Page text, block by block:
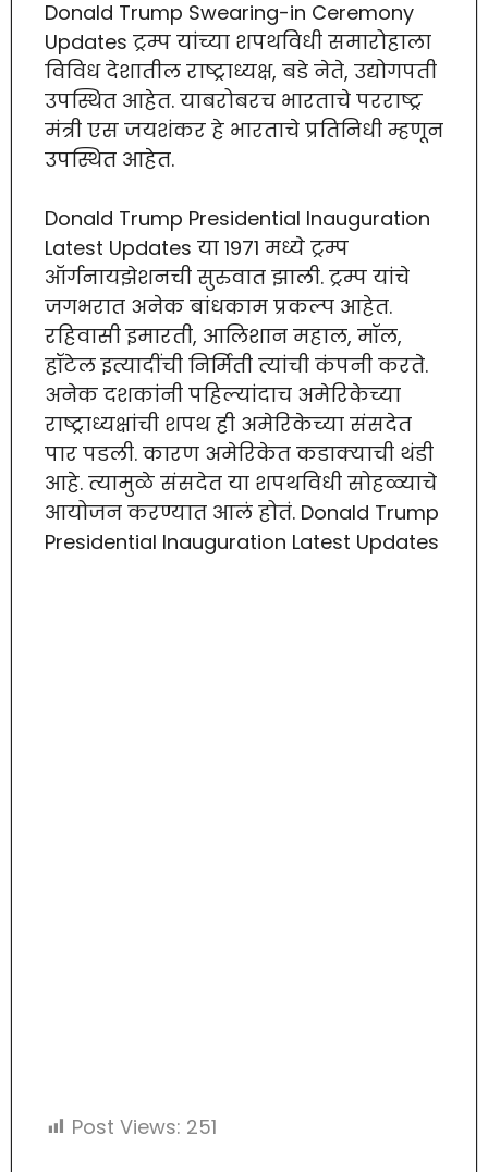
Donald Trump Swearing-in Ceremony
Updates ट्रम्प यांच्या शपथविधी समारोहाला
विविध देशातील राष्ट्राध्यक्ष, बडे नेते, उद्योगपती
उपस्थित आहेत. याबरोबरच भारताचे परराष्ट्र
मंत्री एस जयशंकर हे भारताचे प्रतिनिधी म्हणून
उपस्थित आहेत.
Donald Trump Presidential Inauguration
Latest Updates या 1971 मध्ये ट्रम्प
ऑर्गनायझेशनची सुरुवात झाली. ट्रम्प यांचे
जगभरात अनेक बांधकाम प्रकल्प आहेत.
रहिवासी इमारती, आलिशान महाल, मॉल,
हॉटेल इत्यादींची निर्मिती त्यांची कंपनी करते.
अनेक दशकांनी पहिल्यांदाच अमेरिकेच्या
राष्ट्राध्यक्षांची शपथ ही अमेरिकेच्या संसदेत
पार पडली. कारण अमेरिकेत कडाक्याची थंडी
आहे. त्यामुळे संसदेत या शपथविधी सोहळ्याचे
आयोजन करण्यात आलं होतं. Donald Trump
Presidential Inauguration Latest Updates
Post Views: 251